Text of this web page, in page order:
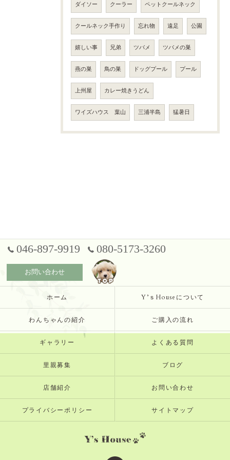
ダイソー クーラー ペットクールネック
クールネック手作り 忘れ物 遠足 公園
嬉しい事 兄弟 ツバメ ツバメの巣
燕の巣 鳥の巣 ドッグプール プール
上州屋 カレー焼きうどん
ワイズハウス 葉山 三浦半島 猛暑日
046-897-9919 080-5173-3260
お問い合わせ
ホーム Y’ｓHouseについて
わんちゃんの紹介 ご購入の流れ
ギャラリー よくある質問
里親募集 ブログ
店舗紹介 お問い合わせ
プライバシーポリシー サイトマップ